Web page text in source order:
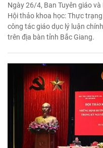
Ngày 26/4, Ban Tuyên giáo
Hội thảo khoa học: Thực
công tác giáo dục lý luận
trên địa bàn tỉnh Bắc Giang.